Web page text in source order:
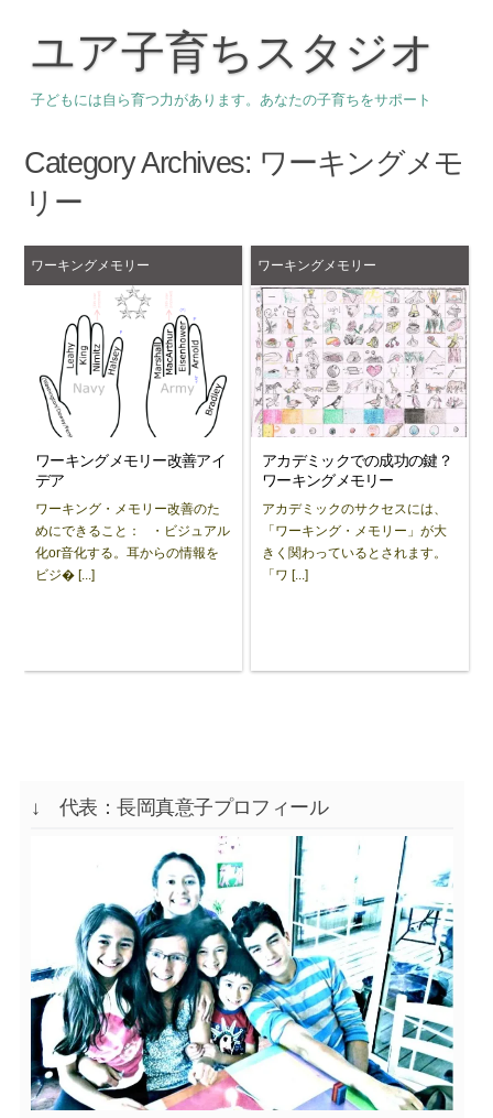
ユア子育ちスタジオ
子どもには自ら育つ力があります。あなたの子育ちをサポート
Category Archives: ワーキングメモ
リー
ワーキングメモリー
ワーキングメモリー改善アイ
デア
ワーキング・メモリー改善のた
めにできること： ・ビジュアル
化or音化する。耳からの情報を
ビジ� [...]
ワーキングメモリー
アカデミックでの成功の鍵？
ワーキングメモリー
アカデミックのサクセスには、
「ワーキング・メモリー」が大
きく関わっているとされます。
「ワ [...]
↓ 代表：長岡真意子プロフィール